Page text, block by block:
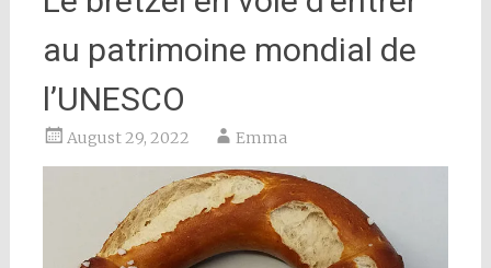
au patrimoine mondial de
l’UNESCO
August 29, 2022 Emma